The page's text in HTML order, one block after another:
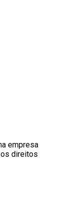
empresa
direitos